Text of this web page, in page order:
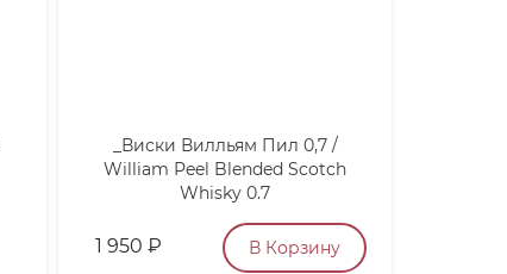
_Виски Вилльям Пил 0,7 /
William Peel Blended Scotch
Whisky 0.7
1 950 ₽ В Корзину